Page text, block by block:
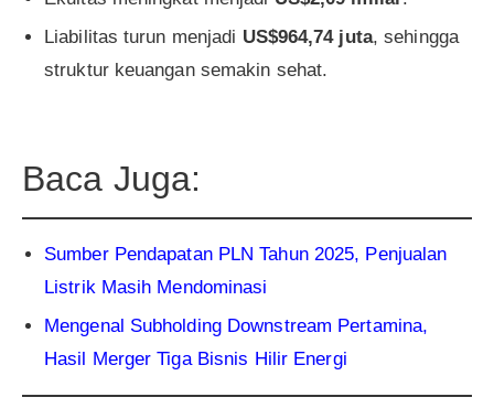
Liabilitas turun menjadi US$964,74 juta, sehingga
struktur keuangan semakin sehat.
Baca Juga:
Sumber Pendapatan PLN Tahun 2025, Penjualan
Listrik Masih Mendominasi
Mengenal Subholding Downstream Pertamina,
Hasil Merger Tiga Bisnis Hilir Energi